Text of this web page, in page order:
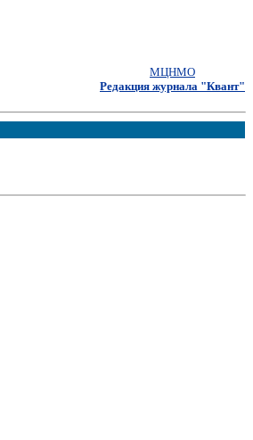
МЦНМО
Редакция журнала "Квант"